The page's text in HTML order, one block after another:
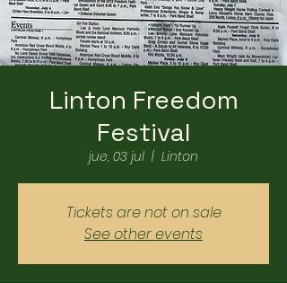
Linton Freedom
Festival
jue, 03 jul
  |
Linton
Tickets are not on sale
See other events